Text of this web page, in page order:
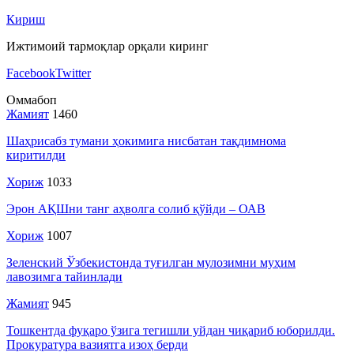
Кириш
Ижтимоий тармоқлар орқали киринг
FacebookTwitter
Оммабоп
Жамият 1460
Шаҳрисабз тумани ҳокимига нисбатан тақдимнома
киритилди
Хориж 1033
Эрон АҚШни танг аҳволга солиб қўйди – ОАВ
Хориж 1007
Зеленский Ўзбекистонда туғилган мулозимни муҳим
лавозимга тайинлади
Жамият 945
Тошкентда фуқаро ўзига тегишли уйдан чиқариб юборилди.
Прокуратура вазиятга изоҳ берди